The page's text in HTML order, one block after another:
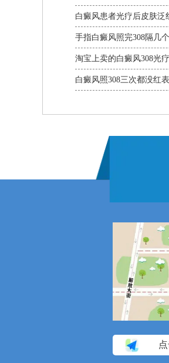
白癜风患者光疗后皮肤泛
手指白癜风照完308隔几
淘宝上卖的白癜风308光
白癜风照308三次都没红